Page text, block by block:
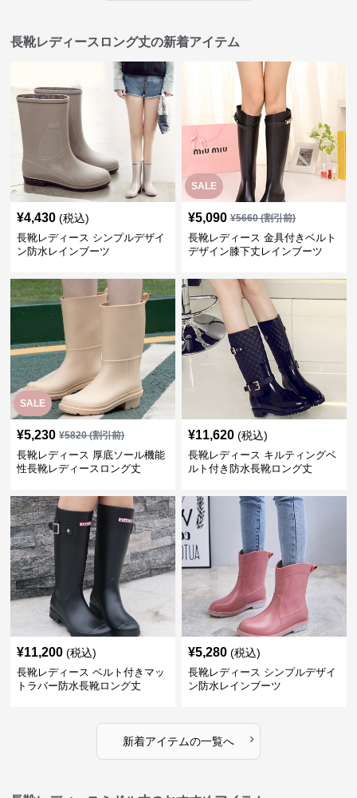
¥4,430 (税込)
長靴レディース シンプルデザイ
ン防水レインブーツ
SALE
¥5,090 5660 (割引前)
長靴レディース 金具付きベルト
デザイン膝下丈レインブーツ
SALE
¥5,230 ¥5820(割引前)
長靴レディース 厚底ソール機能
性長靴レディースロング丈
(税込)
長靴レディース キルティングベ
ルト付き防水長靴ロング丈
11,200 (税込)
長靴レディース ベルト付きマッ
トラバー防水長靴ロング丈
¥5,280 (税込)
長靴レディース シンプルデザイ
ン防水レインブーツ